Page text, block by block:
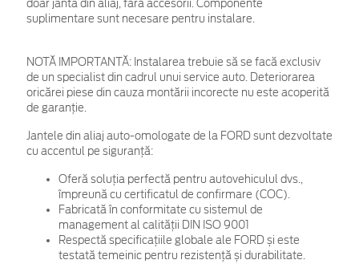
doar janta din aliaj, fără accesorii. Componente
suplimentare sunt necesare pentru instalare.
NOTĂ IMPORTANTĂ: Instalarea trebuie să se facă exclusiv
de un specialist din cadrul unui service auto. Deteriorarea
oricărei piese din cauza montării incorecte nu este acoperită
de garanţie.
Jantele din aliaj auto-omologate de la FORD sunt dezvoltate
cu accentul pe siguranță:
Oferă soluția perfectă pentru autovehiculul dvs.,
împreună cu certificatul de confirmare (COC).
Fabricată în conformitate cu sistemul de
management al calității DIN ISO 9001
Respectă specificațiile globale ale FORD și este
testată temeinic pentru rezistență și durabilitate.